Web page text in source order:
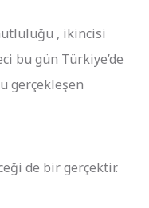
, ikincisi
bu gün Türkiye’de
gerçekleşen
de bir gerçektir.